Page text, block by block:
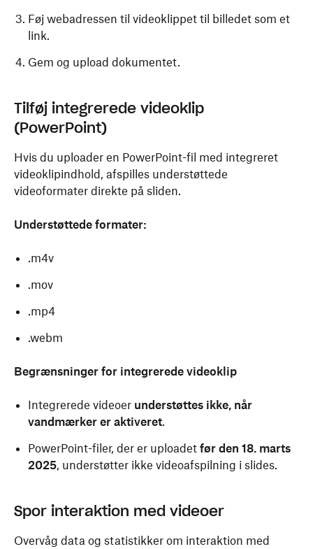
Føj webadressen til videoklippet til billedet som et
link.
Gem og upload dokumentet.
Tilføj integrerede videoklip
(PowerPoint)
Hvis du uploader en PowerPoint-fil med integreret
videoklipindhold, afspilles understøttede
videoformater direkte på sliden.
Understøttede formater:
.m4v
.mov
.mp4
.webm
Begrænsninger for integrerede videoklip
Integrerede videoer understøttes ikke, når
vandmærker er aktiveret.
PowerPoint-filer, der er uploadet før den 18. marts
2025, understøtter ikke videoafspilning i slides.
Spor interaktion med videoer
Overvåg data og statistikker om interaktion med